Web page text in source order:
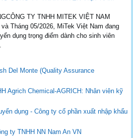
TY TNHH MITEK VIỆT NAM
Tháng 05/2026, MiTek Việt Nam đang
dụng trọng điểm dành cho sinh viên
Del Monte (Quality Assurance
Agrich Chemical-AGRICH: Nhân viên kỹ
dụng - Công ty cổ phần xuất nhập khẩu
ty TNHH NN Nam An VN